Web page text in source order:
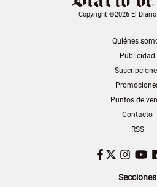
Copyright ©2026 El Diario
Quiénes
Publicidad
Puntos de
Contacto
RSS
Facebook
Twitter
Secciones